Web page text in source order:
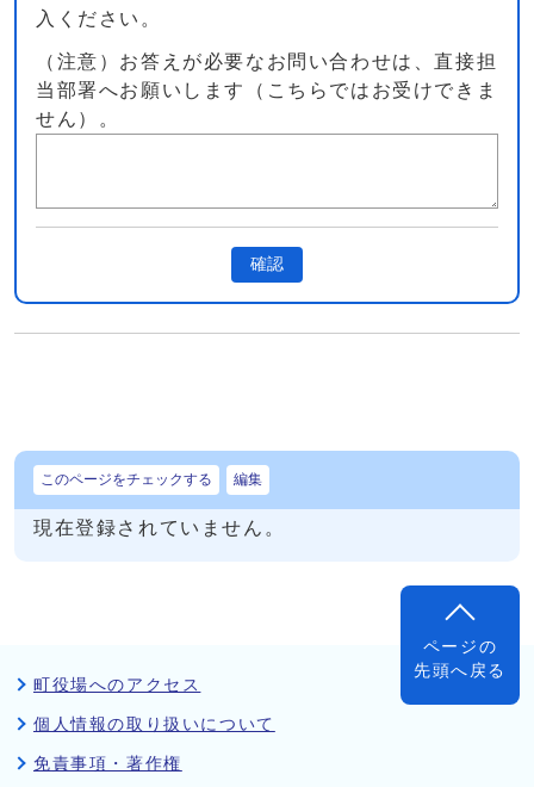
入ください。
（注意）お答えが必要なお問い合わせは、直接担
当部署へお願いします（こちらではお受けできま
せん）。
確認
このページをチェックする 編集
現在登録されていません。
ページの
先頭へ戻る
町役場へのアクセス
個人情報の取り扱いについて
免責事項・著作権